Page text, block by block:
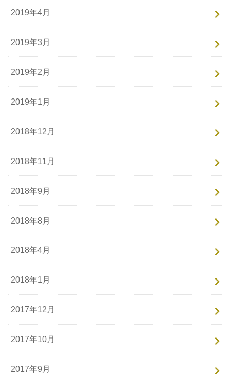
2019年4月
2019年3月
2019年2月
2019年1月
2018年12月
2018年11月
2018年9月
2018年8月
2018年4月
2018年1月
2017年12月
2017年10月
2017年9月